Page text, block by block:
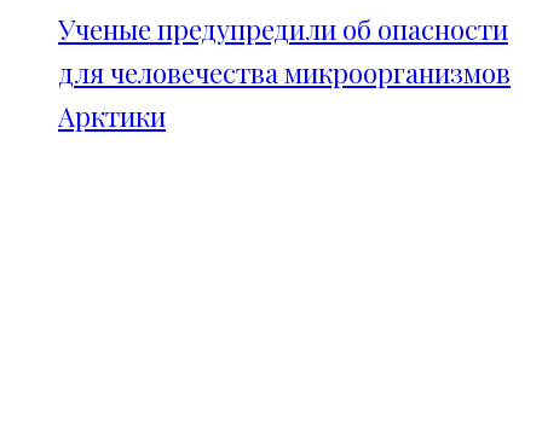
Ученые предупредили об опасности
для человечества микроорганизмов
Арктики